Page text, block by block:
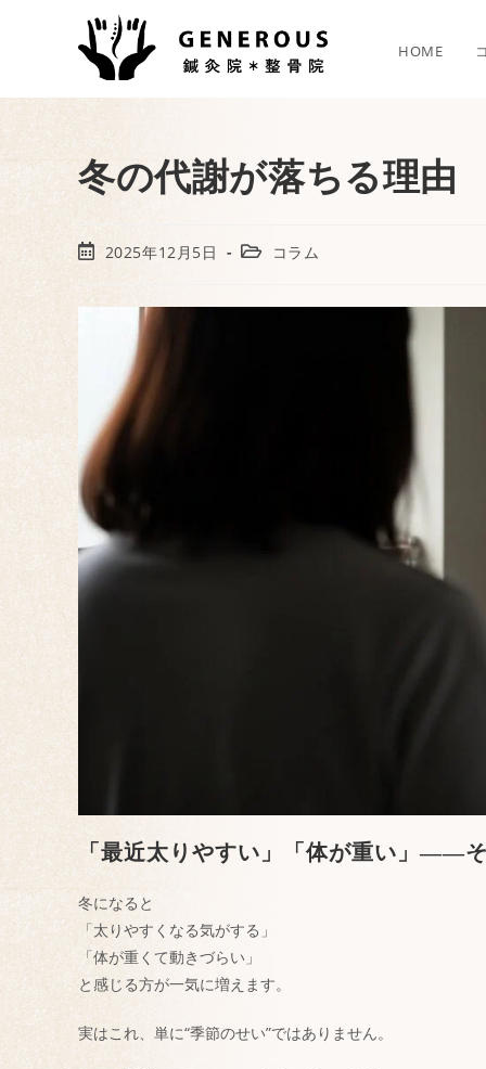
HOME
冬の代謝が落ちる理由
2025年12月5日 コラム
「最近太りやすい」「体が重い」——
冬になると
「太りやすくなる気がする」
「体が重くて動きづらい」
と感じる方が一気に増えます。
実はこれ、単に“季節のせい”ではありません。